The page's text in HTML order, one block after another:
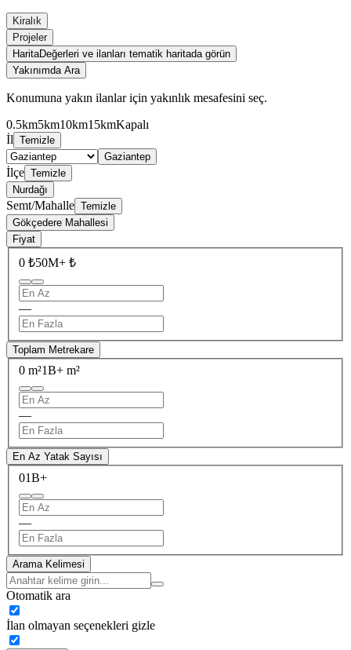
Kiralık
Projeler
HaritaDeğerleri ve ilanları tematik haritada görün
Yakınımda Ara
Konumuna yakın ilanlar için yakınlık mesafesini seç.
0.5km5km10km15kmKapalı
İl Temizle
Gaziantep
İlçe Temizle
Nurdağı
Semt/Mahalle Temizle
Gökçedere Mahallesi
Fiyat
0 ₺50M+ ₺
—
Toplam Metrekare
0 m²1B+ m²
—
En Az Yatak Sayısı
01B+
—
Arama Kelimesi
Otomatik ara
İlan olmayan seçenekleri gizle